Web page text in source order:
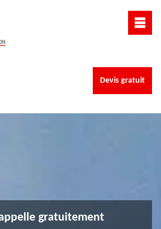
Devis gratuit
gratuitement